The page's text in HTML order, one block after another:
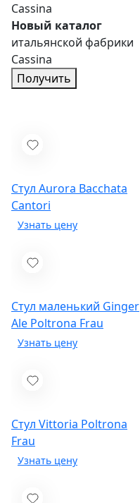
Cassina
Новый каталог
итальянской фабрики
Cassina
Получить
Стул Aurora Bacchata
Cantori
Стул маленький Ginger
Ale Poltrona Frau
Стул Vittoria Poltrona
Frau